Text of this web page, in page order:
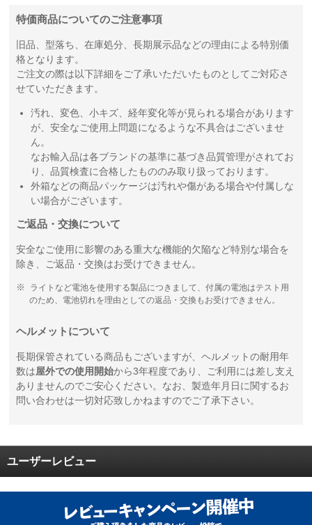
特価商品についてのご注意事項
旧品、型落ち、在庫処分、長期展示品などの理由による特別価
格となります。
ご注文の際は以下詳細をご了承いただいたものとしてご対応さ
せていただきます。
汚れ、変色、小キズ、経年変化等が見られる場合があります
が、安全なご使用上問題になるような不具合はございませ
ん。
なお輸入品は各ブランドの基準に基づき品質管理がされてお
り、品質検査に合格したもののみ取り扱っております。
外箱などの商品パッケージは汚れや傷がある場合や付属しな
い場合がございます。
ご返品・交換について
安全なご使用に影響のある重大な機能的欠陥など特別な場合を
除き、ご返品・交換はお受けできません。
ライトなど電池を使用する製品につきまして、付属の電池はテスト用
のため、電池切れを理由としての返品・交換もお受けできません。
ヘルメットについて
長期保管されている商品もございますが、ヘルメットの耐用年
数は屋外での使用開始から3年程度であり、ご利用には差し支え
ありませんのでご安心ください。なお、製造年月日に関するお
問い合わせは一切対応致しかねますのでご了承下さい。
ユーザーレビュー